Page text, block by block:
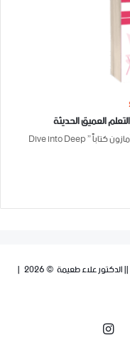
العميق الحديثة
على مدى السنوات القليلة الماضية، طور فريق من علماء أمازون كتاباً ” Dive into Deep
علاء طعيمة © 2026 |
يوتيوب